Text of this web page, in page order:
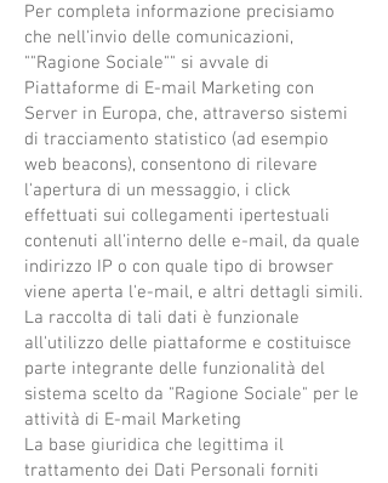
Per completa informazione precisiamo
che nell'invio delle comunicazioni,
""Ragione Sociale"" si avvale di
Piattaforme di E-mail Marketing con
Server in Europa, che, attraverso sistemi
di tracciamento statistico (ad esempio
web beacons), consentono di rilevare
l'apertura di un messaggio, i click
effettuati sui collegamenti ipertestuali
contenuti all'interno delle e-mail, da quale
indirizzo IP o con quale tipo di browser
viene aperta l'e-mail, e altri dettagli simili.
La raccolta di tali dati è funzionale
all'utilizzo delle piattaforme e costituisce
parte integrante delle funzionalità del
sistema scelto da "Ragione Sociale" per le
attività di E-mail Marketing
La base giuridica che legittima il
trattamento dei Dati Personali forniti